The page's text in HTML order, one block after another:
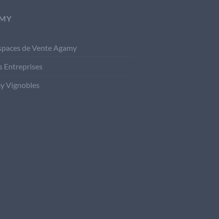
de Vente Agamy
Entreprises
Vignobles